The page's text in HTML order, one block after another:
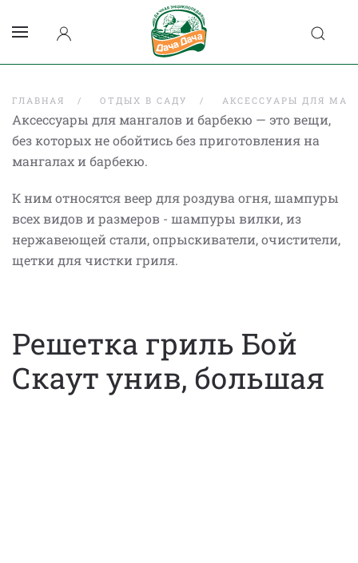
ГЛАВНАЯ ОТДЫХ В САДУ АКСЕССУАРЫ ДЛЯ
Аксессуары для мангалов и барбекю — это вещи,
без которых не обойтись без приготовления на
мангалах и барбекю.
К ним относятся веер для роздува огня, шампуры
всех видов и размеров - шампуры вилки, из
нержавеющей стали, опрыскиватели, очистители,
щетки для чистки гриля.
Решетка гриль Бой
Скаут унив, большая